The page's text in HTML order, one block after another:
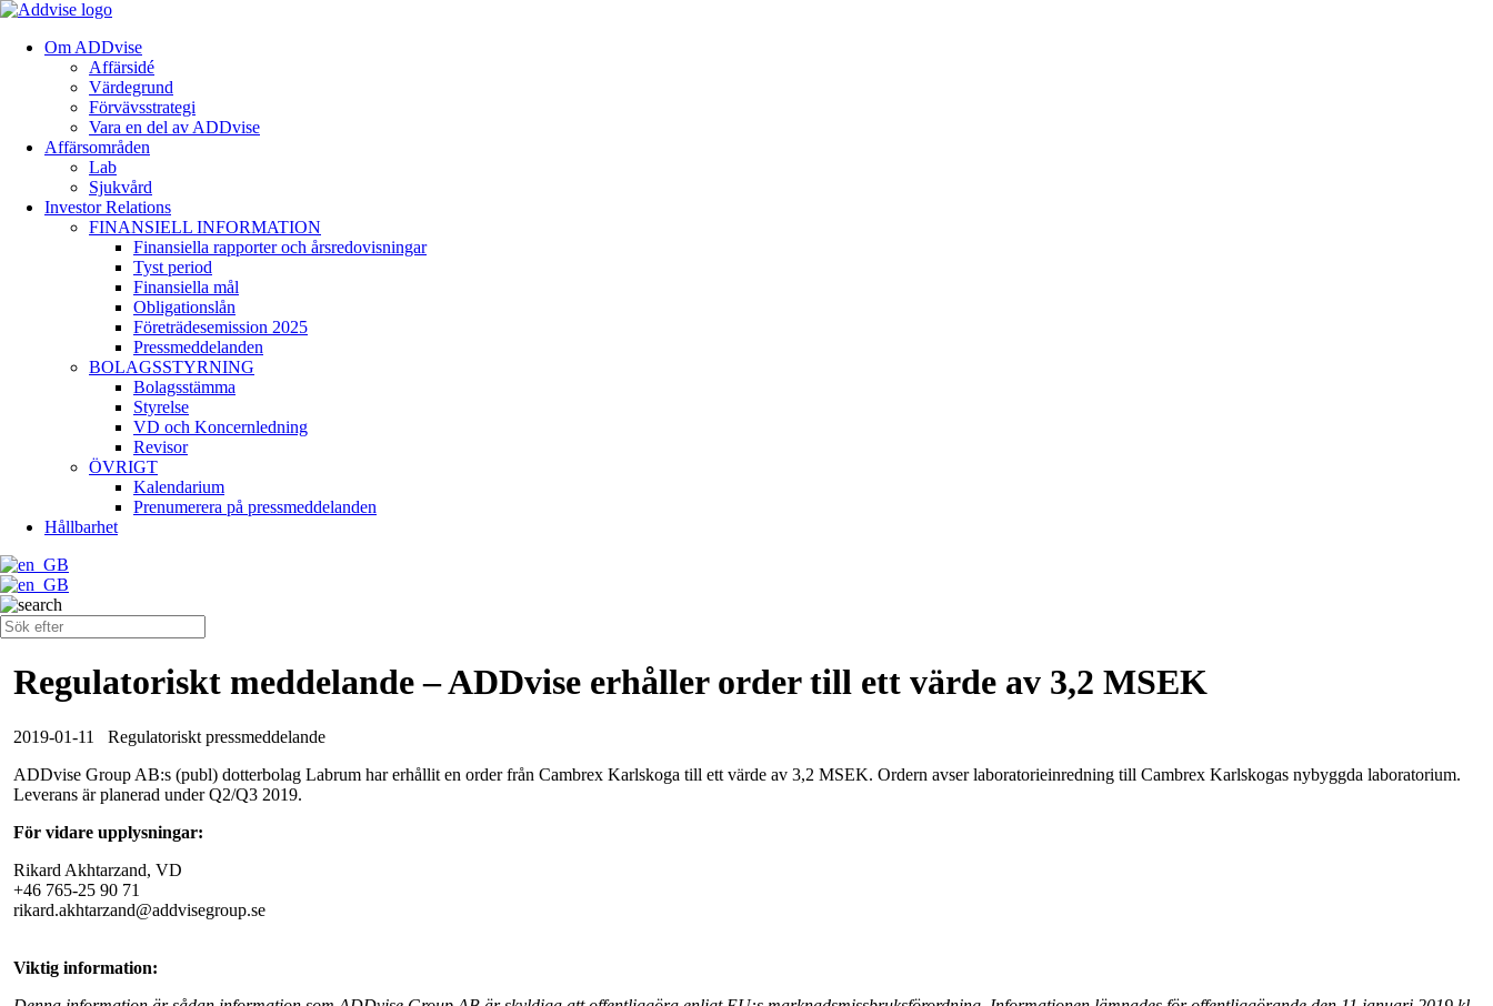
Om ADDvise
Affärsidé
Värdegrund
Förvävsstrategi
Vara en del av ADDvise
Affärsområden
Lab
Sjukvård
Investor Relations
FINANSIELL INFORMATION
Finansiella rapporter och årsredovisningar
Tyst period
Finansiella mål
Obligationslån
Företrädesemission 2025
Pressmeddelanden
BOLAGSSTYRNING
Bolagsstämma
Styrelse
VD och Koncernledning
Revisor
ÖVRIGT
Kalendarium
Prenumerera på pressmeddelanden
Hållbarhet
Regulatoriskt meddelande – ADDvise erhåller order till ett värde av 3,2 MSEK
2019-01-11
Regulatoriskt pressmeddelande
ADDvise Group AB:s (publ) dotterbolag Labrum har erhållit en order från Cambrex Karlskoga till ett värde av 3,2 MSEK. Ordern avser laboratorieinredning till Cambrex Karlskogas nybyggda laboratorium.
Leverans är planerad under Q2/Q3 2019.
För vidare upplysningar:
Rikard Akhtarzand, VD
+46 765-25 90 71
rikard.akhtarzand@addvisegroup.se
Viktig information: